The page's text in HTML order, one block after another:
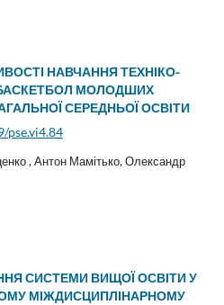
НАВЧАННЯ ТЕХНІКО-
МОЛОДШИХ
СЕРЕДНЬОЇ ОСВІТИ
pse.vi4.84
, Антон Мамітько, Олександр
СИСТЕМИ ВИЩОЇ ОСВІТИ У
МІЖДИСЦИПЛІНАРНОМУ